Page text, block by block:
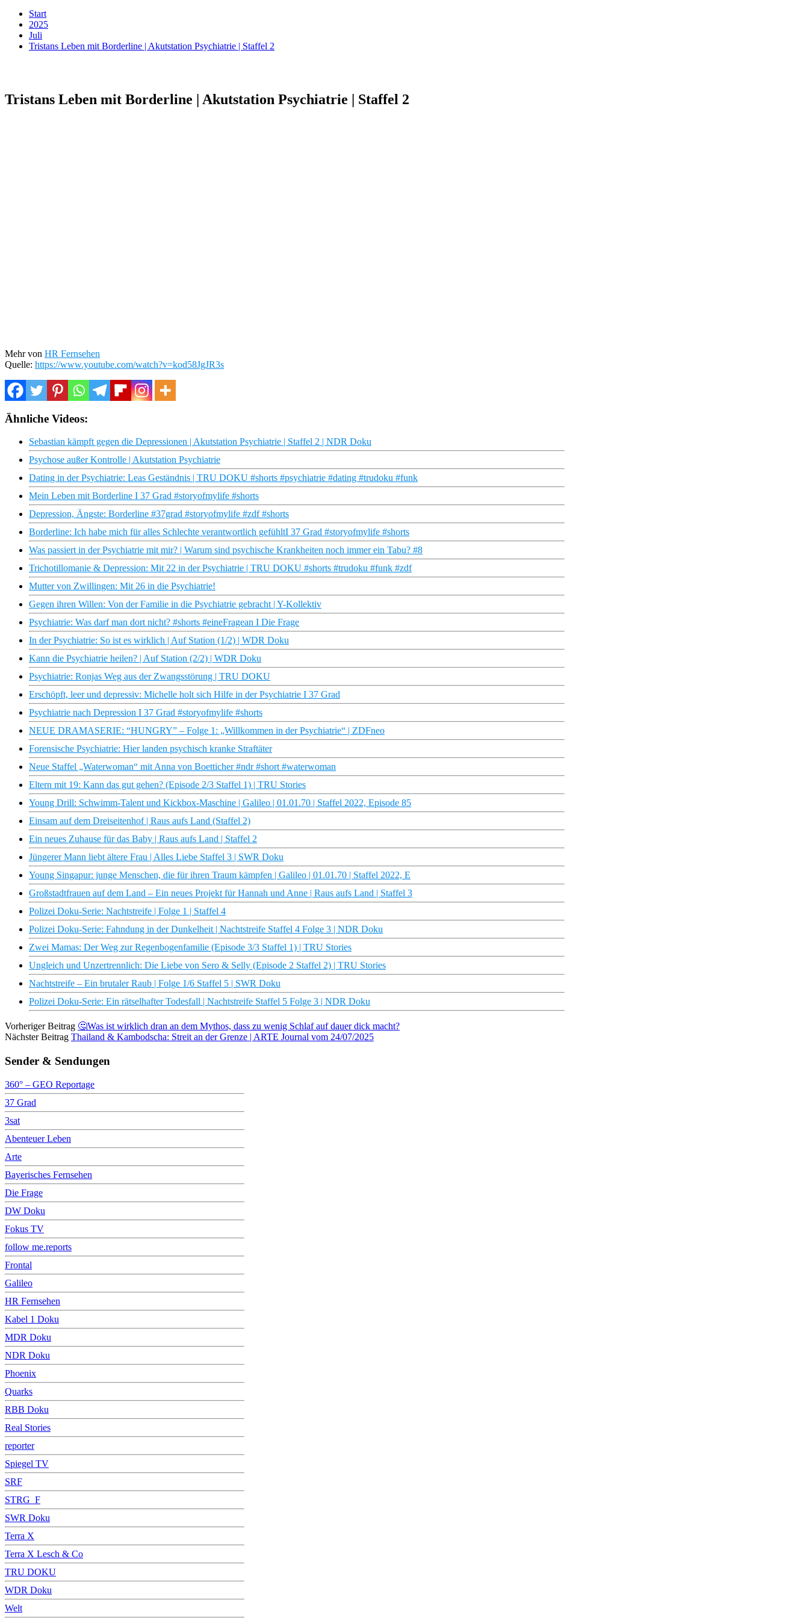
Start
2025
Juli
Tristans Leben mit Borderline | Akutstation Psychiatrie | Staffel 2
Tristans Leben mit Borderline | Akutstation Psychiatrie | Staffel 2
Mehr von HR Fernsehen
Quelle: https://www.youtube.com/watch?v=kod58JgJR3s
Ähnliche Videos:
Sebastian kämpft gegen die Depressionen | Akutstation Psychiatrie | Staffel 2 | NDR Doku
Psychose außer Kontrolle | Akutstation Psychiatrie
Dating in der Psychiatrie: Leas Geständnis | TRU DOKU #shorts #psychiatrie #dating #trudoku #funk
Mein Leben mit Borderline I 37 Grad #storyofmylife #shorts
Depression, Ängste: Borderline #37grad #storyofmylife #zdf #shorts
Borderline: Ich habe mich für alles Schlechte verantwortlich gefühltI 37 Grad #storyofmylife #shorts
Was passiert in der Psychiatrie mit mir? | Warum sind psychische Krankheiten noch immer ein Tabu? #8
Trichotillomanie & Depression: Mit 22 in der Psychiatrie | TRU DOKU #shorts #trudoku #funk #zdf
Mutter von Zwillingen: Mit 26 in die Psychiatrie!
Gegen ihren Willen: Von der Familie in die Psychiatrie gebracht | Y-Kollektiv
Psychiatrie: Was darf man dort nicht? #shorts #eineFragean I Die Frage
In der Psychiatrie: So ist es wirklich | Auf Station (1/2) | WDR Doku
Kann die Psychiatrie heilen? | Auf Station (2/2) | WDR Doku
Psychiatrie: Ronjas Weg aus der Zwangsstörung | TRU DOKU
Erschöpft, leer und depressiv: Michelle holt sich Hilfe in der Psychiatrie I 37 Grad
Psychiatrie nach Depression I 37 Grad #storyofmylife #shorts
NEUE DRAMASERIE: “HUNGRY” – Folge 1: „Willkommen in der Psychiatrie“ | ZDFneo
Forensische Psychiatrie: Hier landen psychisch kranke Straftäter
Neue Staffel „Waterwoman“ mit Anna von Boetticher #ndr #short #waterwoman
Eltern mit 19: Kann das gut gehen? (Episode 2/3 Staffel 1) | TRU Stories
Young Drill: Schwimm-Talent und Kickbox-Maschine | Galileo | 01.01.70 | Staffel 2022, Episode 85
Einsam auf dem Dreiseitenhof | Raus aufs Land (Staffel 2)
Ein neues Zuhause für das Baby | Raus aufs Land | Staffel 2
Jüngerer Mann liebt ältere Frau | Alles Liebe Staffel 3 | SWR Doku
Young Singapur: junge Menschen, die für ihren Traum kämpfen | Galileo | 01.01.70 | Staffel 2022, E
Großstadtfrauen auf dem Land – Ein neues Projekt für Hannah und Anne | Raus aufs Land | Staffel 3
Polizei Doku-Serie: Nachtstreife | Folge 1 | Staffel 4
Polizei Doku-Serie: Fahndung in der Dunkelheit | Nachtstreife Staffel 4 Folge 3 | NDR Doku
Zwei Mamas: Der Weg zur Regenbogenfamilie (Episode 3/3 Staffel 1) | TRU Stories
Ungleich und Unzertrennlich: Die Liebe von Sero & Selly (Episode 2 Staffel 2) | TRU Stories
Nachtstreife – Ein brutaler Raub | Folge 1/6 Staffel 5 | SWR Doku
Polizei Doku-Serie: Ein rätselhafter Todesfall | Nachtstreife Staffel 5 Folge 3 | NDR Doku
Vorheriger Beitrag 🤔Was ist wirklich dran an dem Mythos, dass zu wenig Schlaf auf dauer dick macht?
Nächster Beitrag Thailand & Kambodscha: Streit an der Grenze | ARTE Journal vom 24/07/2025
Sender & Sendungen
360° – GEO Reportage
37 Grad
3sat
Abenteuer Leben
Arte
Bayerisches Fernsehen
Die Frage
DW Doku
Fokus TV
follow me.reports
Frontal
Galileo
HR Fernsehen
Kabel 1 Doku
MDR Doku
NDR Doku
Phoenix
Quarks
RBB Doku
Real Stories
reporter
Spiegel TV
SRF
STRG_F
SWR Doku
Terra X
Terra X Lesch & Co
TRU DOKU
WDR Doku
Welt